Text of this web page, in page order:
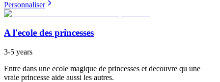
Personnaliser
A l'ecole des princesses
3-5 years
Entre dans une ecole magique de princesses et decouvre qu une
vraie princesse aide aussi les autres.